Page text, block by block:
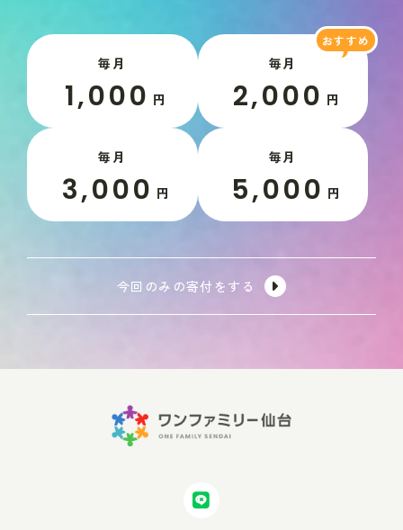
毎月
1,000 円
毎月
2,000 円
毎月
3,000 円
毎月
5,000 円
今回のみの寄付をする